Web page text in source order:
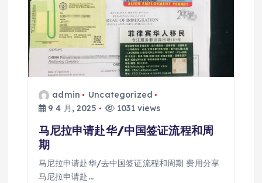
admin
Uncategorized
9 4 月, 2025
1031 views
马尼拉申请赴华/中国签证流程和周
期
马尼拉申请赴华/去中国签证流程和周期 费用分享
马尼拉申请赴…